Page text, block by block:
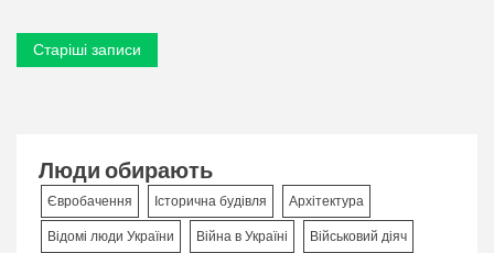
Навігація
Старіші записи
Люди обирають
Євробачення Історична будівля Архітектура
Відомі люди України Війна в Україні Військовий діяч